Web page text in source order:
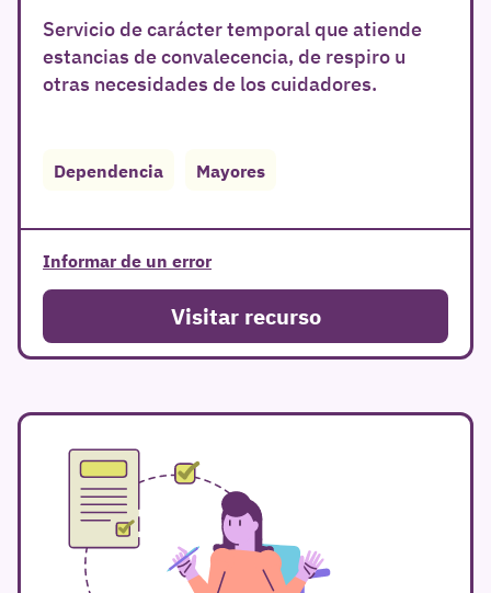
Servicio de carácter temporal que atiende
estancias de convalecencia, de respiro u
otras necesidades de los cuidadores.
Dependencia Mayores
Informar de un error
Visitar recurso